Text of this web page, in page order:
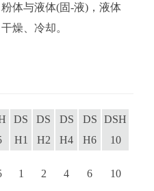
体与液体(固-液)，液体
燥、冷却。
DS
H1
DS
H2
DS
H4
DS
H6
DSH
10
1 2 4 6 10